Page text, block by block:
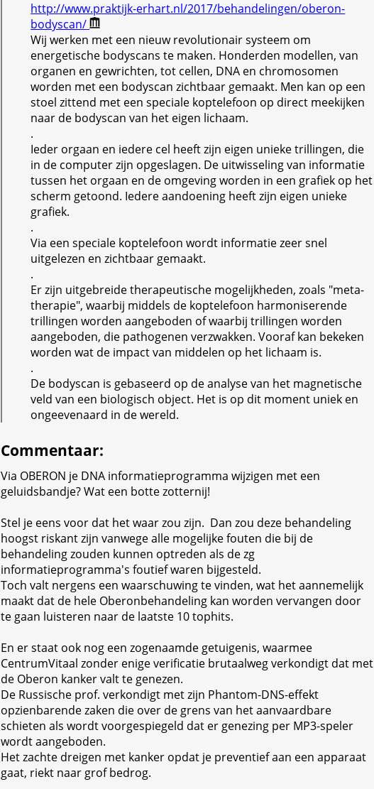
http://www.praktijk-erhart.nl/2017/behandelingen/oberon-
bodyscan/
Wij werken met een nieuw revolutionair systeem om
energetische bodyscans te maken. Honderden modellen, van
organen en gewrichten, tot cellen, DNA en chromosomen
worden met een bodyscan zichtbaar gemaakt. Men kan op een
stoel zittend met een speciale koptelefoon op direct meekijken
naar de bodyscan van het eigen lichaam.
.
Ieder orgaan en iedere cel heeft zijn eigen unieke trillingen, die
in de computer zijn opgeslagen. De uitwisseling van informatie
tussen het orgaan en de omgeving worden in een grafiek op het
scherm getoond. Iedere aandoening heeft zijn eigen unieke
grafiek.
.
Via een speciale koptelefoon wordt informatie zeer snel
uitgelezen en zichtbaar gemaakt.
.
Er zijn uitgebreide therapeutische mogelijkheden, zoals "meta-
therapie", waarbij middels de koptelefoon harmoniserende
trillingen worden aangeboden of waarbij trillingen worden
aangeboden, die pathogenen verzwakken. Vooraf kan bekeken
worden wat de impact van middelen op het lichaam is.
.
De bodyscan is gebaseerd op de analyse van het magnetische
veld van een biologisch object. Het is op dit moment uniek en
ongeevenaard in de wereld.
Commentaar:
Via OBERON je DNA informatieprogramma wijzigen met een
geluidsbandje? Wat een botte zotternij!
Stel je eens voor dat het waar zou zijn. Dan zou deze behandeling
hoogst riskant zijn vanwege alle mogelijke fouten die bij de
behandeling zouden kunnen optreden als de zg
informatieprogramma's foutief waren bijgesteld.
Toch valt nergens een waarschuwing te vinden, wat het aannemelijk
maakt dat de hele Oberonbehandeling kan worden vervangen door
te gaan luisteren naar de laatste 10 tophits.
En er staat ook nog een zogenaamde getuigenis, waarmee
CentrumVitaal zonder enige verificatie brutaalweg verkondigt dat met
de Oberon kanker valt te genezen.
De Russische prof. verkondigt met zijn Phantom-DNS-effekt
opzienbarende zaken die over de grens van het aanvaardbare
schieten als wordt voorgespiegeld dat er genezing per MP3-speler
wordt aangeboden.
Het zachte dreigen met kanker opdat je preventief aan een apparaat
gaat, riekt naar grof bedrog.